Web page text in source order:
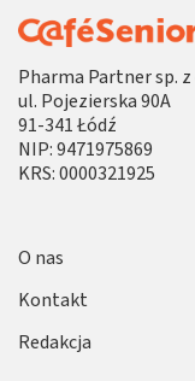
Pharma Partner sp. z
ul. Pojezierska 90A
91-341 Łódź
NIP: 9471975869
KRS: 0000321925
O nas
Kontakt
Redakcja